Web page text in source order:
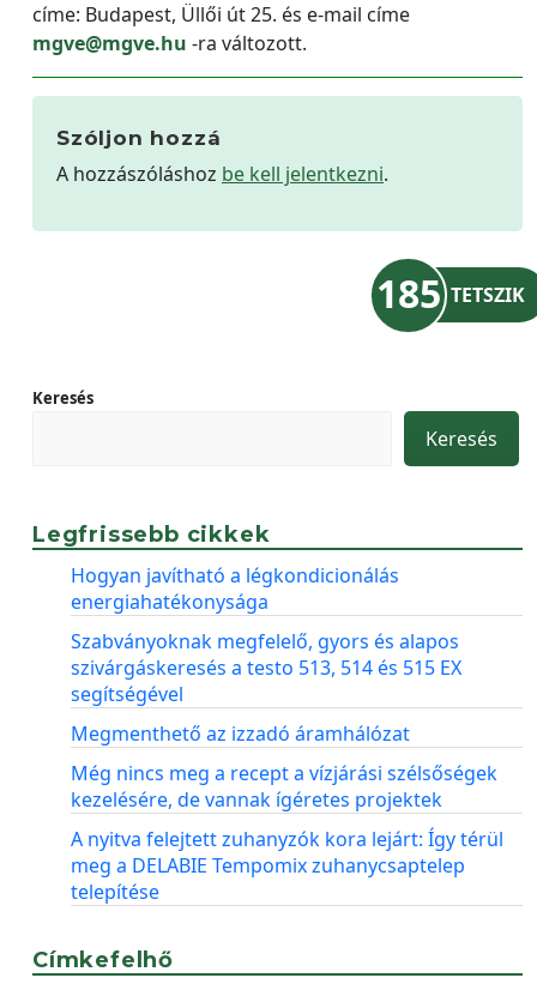
címe: Budapest, Üllői út 25. és e-mail címe
mgve@mgve.hu -ra változott.
Szóljon hozzá
A hozzászóláshoz be kell jelentkezni.
185 TETSZIK
Keresés
Keresés
Legfrissebb cikkek
Hogyan javítható a légkondicionálás
energiahatékonysága
Szabványoknak megfelelő, gyors és alapos
szivárgáskeresés a testo 513, 514 és 515 EX
segítségével
Megmenthető az izzadó áramhálózat
Még nincs meg a recept a vízjárási szélsőségek
kezelésére, de vannak ígéretes projektek
A nyitva felejtett zuhanyzók kora lejárt: Így térül
meg a DELABIE Tempomix zuhanycsaptelep
telepítése
Címkefelhő